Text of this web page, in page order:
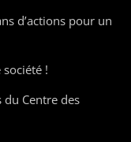
d’actions pour un
!
du Centre des